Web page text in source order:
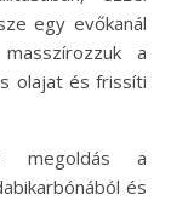
egy evőkanál
a
olajat és frissíti
megoldás a
és